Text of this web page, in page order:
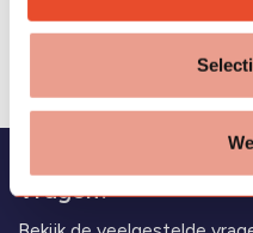
19 feb. 2026
Vragen?